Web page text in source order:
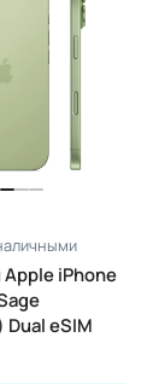
iPhone
eSIM